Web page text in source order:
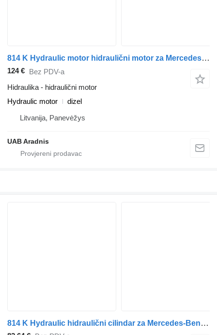
814 K Hydraulic motor hidraulični motor za Mercedes-Benz LK/LN2 kamiona
124 € Bez PDV-a
Hidraulika - hidraulični motor
Hydraulic motor
dizel
Litvanija, Panevėžys
UAB Aradnis
814 K Hydraulic hidraulični cilindar za Mercedes-Benz LK/LN2 kamiona